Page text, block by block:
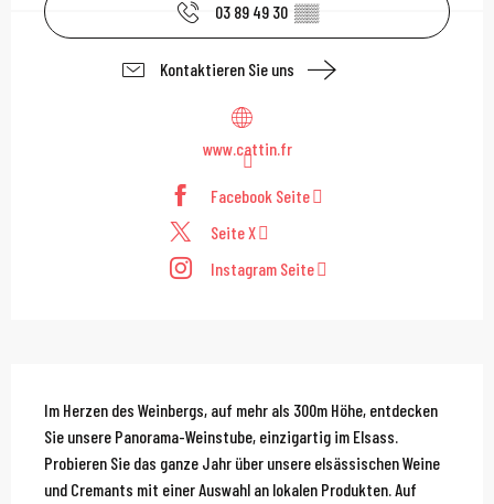
03 89 49 30 ▒▒
Kontaktieren Sie uns
www.cattin.fr
Facebook Seite
Seite X
Instagram Seite
Beschreibung
Im Herzen des Weinbergs, auf mehr als 300m Höhe, entdecken
Sie unsere Panorama-Weinstube, einzigartig im Elsass.
Probieren Sie das ganze Jahr über unsere elsässischen Weine
und Cremants mit einer Auswahl an lokalen Produkten. Auf